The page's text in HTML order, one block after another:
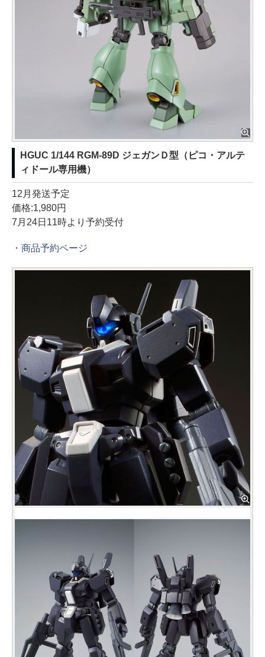
HGUC 1/144 RGM-89D ジェガンＤ型（ピコ・アルテ
ィドール専用機）
12月発送予定
価格:1,980円
7月24日11時より予約受付
・商品予約ページ